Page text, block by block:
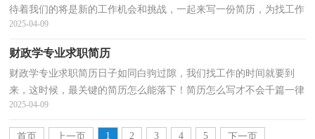
待着我们的将是新的工作机会和挑战，一起来写一份简历，为找工作
加油吧。但是简历要写什么内容才是恰当的呢？下面是小...
2025-04-09
财政学专业求职简历
财政学专业求职简历日子如同白驹过隙，我们找工作的时间就要到
来，这时候，最关键的简历怎么能落下！简历怎么写才不会千篇一律
呢？下面是小编为大家整理的财政学专业求职简历，仅供参考...
2025-04-09
首页 上一页 1 2 3 4 5
下一页